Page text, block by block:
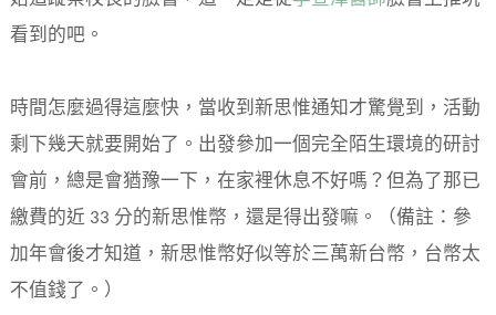
看到的吧。
時間怎麼過得這麼快，當收到新思惟通知才驚覺到，活動
剩下幾天就要開始了。出發參加一個完全陌生環境的研討
會前，總是會猶豫一下，在家裡休息不好嗎？但為了那已
繳費的近 33 分的新思惟幣，還是得出發嘛。（備註：參
加年會後才知道，新思惟幣好似等於三萬新台幣，台幣太
不值錢了。）